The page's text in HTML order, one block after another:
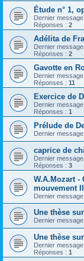
Étude n° 1,
Dernier
Réponses : 2
Adélita de
Dernier
Réponses : 2
Gavotte en
Dernier
Réponses : 11
Exercice de
Dernier
Réponses : 1
Prélude de
Dernier
caprice de
Dernier
Réponses : 3
W.A.Mozart -
mouvement
Dernier
Une thèse
Dernier
Une thèse
Dernier
Réponses : 1